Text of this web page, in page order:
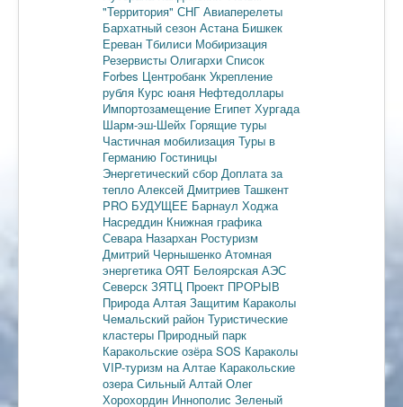
"Территория" СНГ Авиаперелеты
Бархатный сезон Астана Бишкек
Ереван Тбилиси Мобиризация
Резервисты Олигархи Список
Forbes Центробанк Укрепление
рубля Курс юаня Нефтедоллары
Импортозамещение Египет Хургада
Шарм-эш-Шейх Горящие туры
Частичная мобилизация Туры в
Германию Гостиницы
Энергетический сбор Доплата за
тепло Алексей Дмитриев Ташкент
PRO БУДУЩЕЕ Барнаул Ходжа
Насреддин Книжная графика
Севара Назархан Ростуризм
Дмитрий Чернышенко Атомная
энергетика ОЯТ Белоярская АЭС
Северск ЗЯТЦ Проект ПРОРЫВ
Природа Алтая Защитим Караколы
Чемальский район Туристические
кластеры Природный парк
Каракольские озёра SOS Караколы
VIP-туризм на Алтае Каракольские
озера Сильный Алтай Олег
Хорохордин Иннополис Зеленый